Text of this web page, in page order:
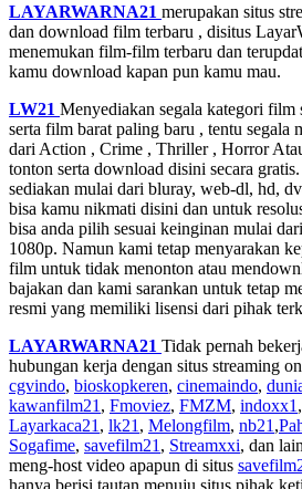
LAYARWARNA21 merupakan situs
dan download film terbaru , disitus
menemukan film-film terbaru dan
kamu download kapan pun kamu mau.
LW21 Menyediakan segala kategori film
serta film barat paling baru , tentu segala
dari Action , Crime , Thriller , Horror
tonton serta download disini secara
sediakan mulai dari bluray, web-dl, hd,
bisa kamu nikmati disini dan untuk
bisa anda pilih sesuai keinginan mulai
1080p. Namun kami tetap menyarakan
film untuk tidak menonton atau
bajakan dan kami sarankan untuk tetap
resmi yang memiliki lisensi dari pihak
LAYARWARNA21 Tidak pernah
hubungan kerja dengan situs streaming
cgvindo, bioskopkeren, cinemaindo,
kawanfilm21 , Fmoviez, FMZM, indoxx1 ,
Layarkaca21 , lk21 , Melongfilm, nb21 ,
Sogafime, savefilm21 , Streamxxi, dan
meng-host video apapun di situs
hanya berisi tautan menuju situs pihak